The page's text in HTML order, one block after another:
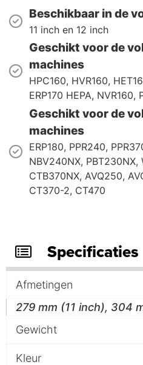
Beschikbaar in de
11 inch en 12 inch
Geschikt voor de
machines
HPC160, HVR160,
ERP170 HEPA, NVR160,
Geschikt voor de
machines
ERP180, PPR240,
NBV240NX, PBT230NX,
CTB370NX, AVQ250,
CT370-2, CT470
Specificaties
Afmetingen
279 mm (11 inch), 304
Gewicht
Kleur